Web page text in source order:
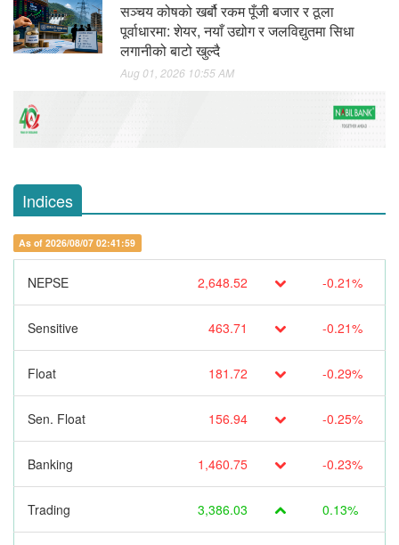
सञ्चय कोषको खर्बौ रकम पूँजी बजार र ठूला
पूर्वाधारमा: शेयर, नयाँ उद्योग र जलविद्युतमा सिधा
लगानीको बाटो खुल्दै
Aug 01, 2026 10:55 AM
Indices
As of 2026/08/07 02:41:59
NEPSE 2,648.52 -0.21%
Sensitive 463.71 -0.21%
Float 181.72 -0.29%
Sen. Float 156.94 -0.25%
Banking 1,460.75 -0.23%
Trading 3,386.03 0.13%